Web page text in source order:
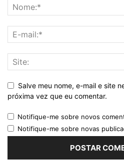
Salve meu nome, e-mail e site
próxima vez que eu comentar.
Notifique-me sobre novos
Notifique-me sobre novas